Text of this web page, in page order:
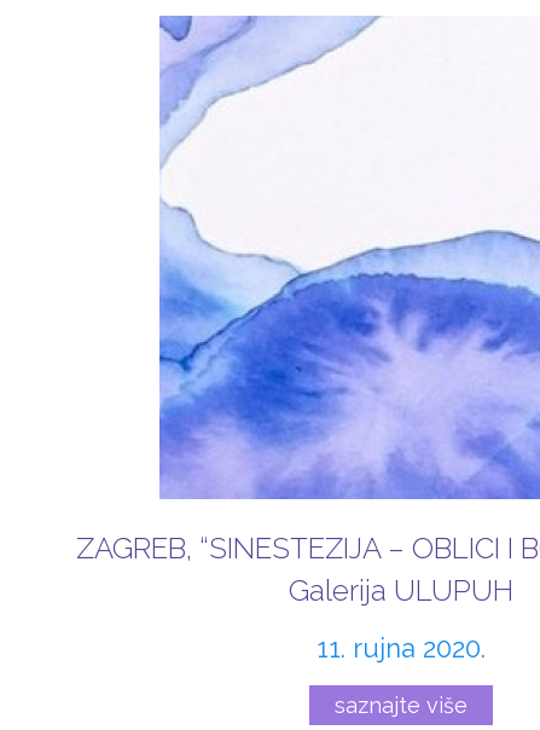
ZAGREB, “SINESTEZIJA – OBLICI I
Galerija ULUPUH
11. rujna 2020.
saznajte više